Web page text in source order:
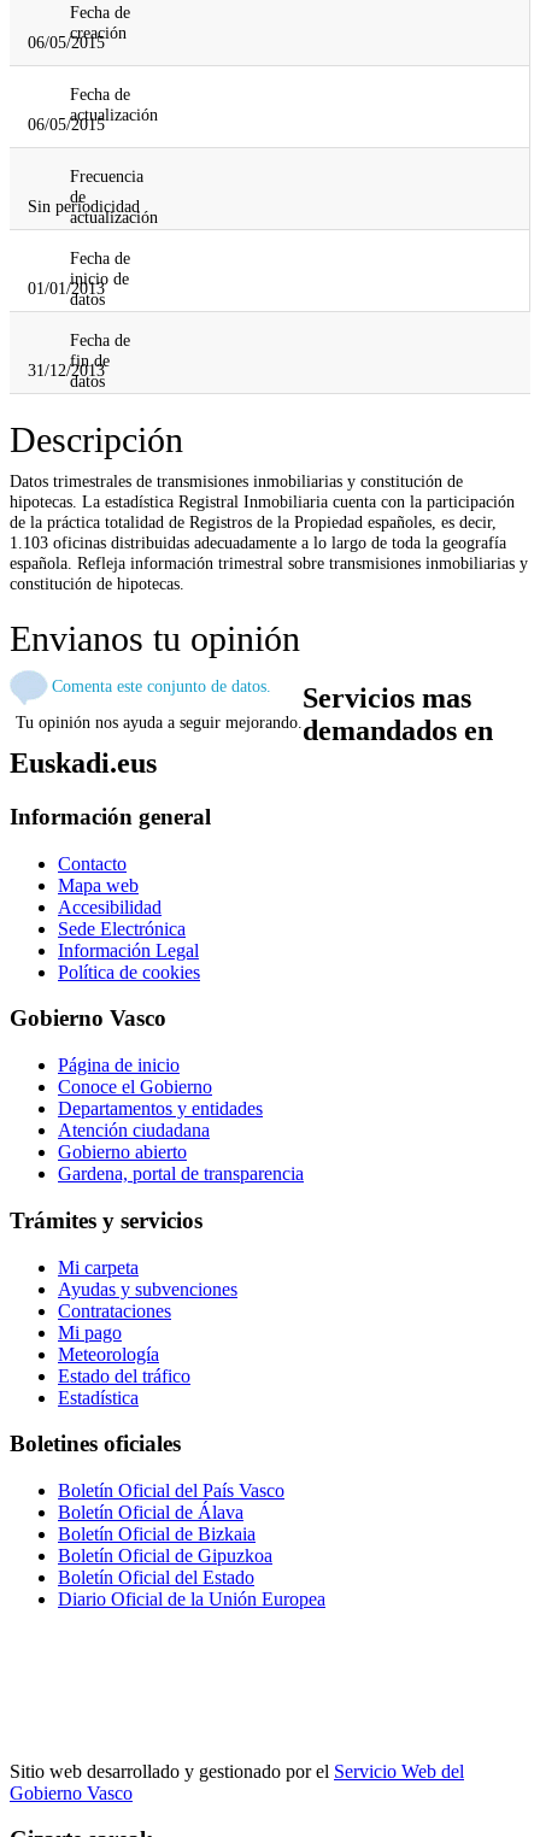
Fecha de
creación
06/05/2015
Fecha de
actualización
06/05/2015
Frecuencia
de
actualización
Sin periodicidad
Fecha de
inicio de
datos
01/01/2013
Fecha de
fin de
datos
31/12/2013
Descripción
Datos trimestrales de transmisiones inmobiliarias y constitución de
hipotecas. La estadística Registral Inmobiliaria cuenta con la participación
de la práctica totalidad de Registros de la Propiedad españoles, es decir,
1.103 oficinas distribuidas adecuadamente a lo largo de toda la geografía
española. Refleja información trimestral sobre transmisiones inmobiliarias y
constitución de hipotecas.
Envianos tu opinión
Comenta este conjunto de datos.
Tu opinión nos ayuda a seguir mejorando.
Servicios mas
demandados en
Euskadi.eus
Información general
Contacto
Mapa web
Accesibilidad
Sede Electrónica
Información Legal
Política de cookies
Gobierno Vasco
Página de inicio
Conoce el Gobierno
Departamentos y entidades
Atención ciudadana
Gobierno abierto
Gardena, portal de transparencia
Trámites y servicios
Mi carpeta
Ayudas y subvenciones
Contrataciones
Mi pago
Meteorología
Estado del tráfico
Estadística
Boletines oficiales
Boletín Oficial del País Vasco
Boletín Oficial de Álava
Boletín Oficial de Bizkaia
Boletín Oficial de Gipuzkoa
Boletín Oficial del Estado
Diario Oficial de la Unión Europea
Sitio web desarrollado y gestionado por el Servicio Web del
Gobierno Vasco